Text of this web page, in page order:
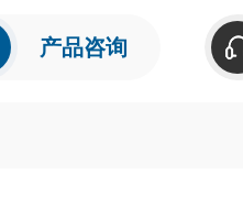
产品咨询